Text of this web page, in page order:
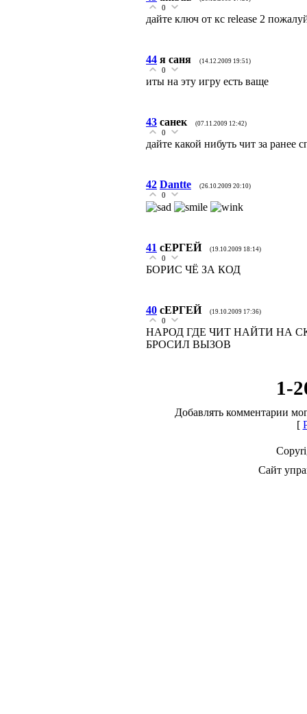
0
дайте ключ от кс release 2
44 я саня (14.12.2009 19:51)
0
иты на эту игру есть ваще
43 санек (07.11.2009 12:42)
0
дайте какой нибуть чит за ранее
42 Dantte (26.10.2009 20:10)
0
41 сЕРГЕЙ (19.10.2009 18:14)
0
БОРИС ЧЁ ЗА КОД
40 сЕРГЕЙ (19.10.2009 17:36)
0
НАРОД ГДЕ ЧИТ НАЙТИ НА
БРОСИЛ ВЫЗОВ
1-
Добавлять комментарии
[
Сайт